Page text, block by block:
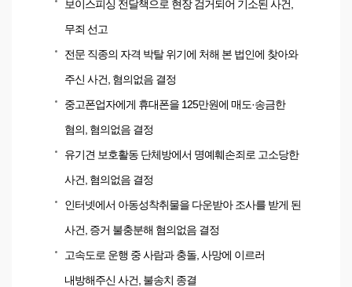
보이스피싱 전달책으로 현장 검거되어 기소된 사건,
무죄 선고
전문 직종의 자격 박탈 위기에 처해 본 법인에 찾아와
주신 사건, 혐의없음 결정
중고폰업자에게 휴대폰을 125만원에 매도·송금한
혐의, 혐의없음 결정
유기견 보호활동 단체방에서 명예훼손죄로 고소당한
사건, 혐의없음 결정
인터넷에서 아동성착취물을 다운받아 조사를 받게 된
사건, 증거 불충분해 혐의없음 결정
고속도로 운행 중 사람과 충돌, 사망에 이르러
내방해주신 사건, 불송치 종결